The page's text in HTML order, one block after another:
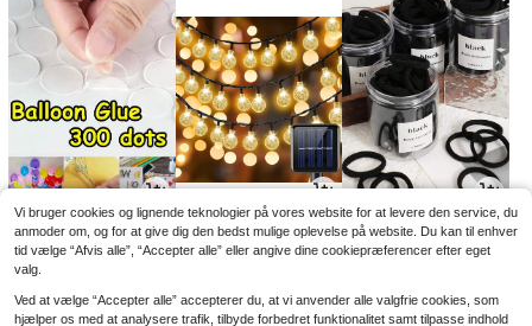
2.88€ 6.51€ 6.58€ -1% 2.98€
Vi bruger cookies og lignende teknologier på vores website for at levere den service, du
anmoder om, og for at give dig den bedst mulige oplevelse på website. Du kan til enhver
tid vælge “Afvis alle”, “Accepter alle” eller angive dine cookiepræferencer efter eget
valg.
Ved at vælge “Accepter alle” accepterer du, at vi anvender alle valgfrie cookies, som
hjælper os med at analysere trafik, tilbyde forbedret funktionalitet samt tilpasse indhold